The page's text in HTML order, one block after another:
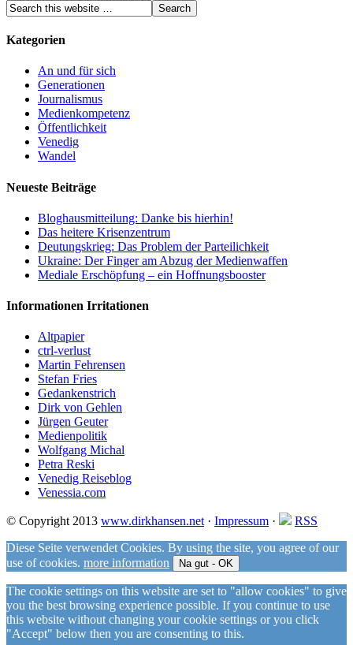
Kategorien
An und für sich
Generationen
Journalismus
Medienkompetenz
Öffentlichkeit
Venedig
Wandel
Neueste Beiträge
Bloghausmitteilung: Danke bis hierhin!
Das heitere Krisenzentrum
Deutungskrieg: Das Problem der Parteilichkeit
Ukraine: Der Finger am Abzug der Medienwaffen
Mediale Erschöpfung – ein Hoffnungsbooster
Informationen Irritationen
Altpapier
ctrl-verlust
Martin Fehrensen
Stefan Fries
Gedankenstrich
Dirk von Gehlen
Jürgen Geuter
Medienpolitik
Wolfgang Michal
Petra Reski
Venedig Reiseblog
Venessia.com
© Copyright 2013 www.dirkhansen.net· Impressum ·
RSS
Diese Seite verwendet Cookies. By using the site, you agree of our
use of cookies. more information Na gut - OK
The cookie settings on this website are set to "allow cookies" to give
you the best browsing experience possible. If you continue to use
this website without changing your cookie settings or you click
"Accept" below then you are consenting to this.